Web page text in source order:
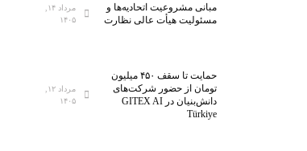
مبانی مشروعیت اتحادیه‌ها و
مسئولیت هیأت عالی نظارت
۱۴۰۵
حمایت تا سقف ۴۵۰ میلیون
تومان از حضور شرکت‌های
دانش‌بنیان در GITEX AI
Türkiye
۱۴۰۵